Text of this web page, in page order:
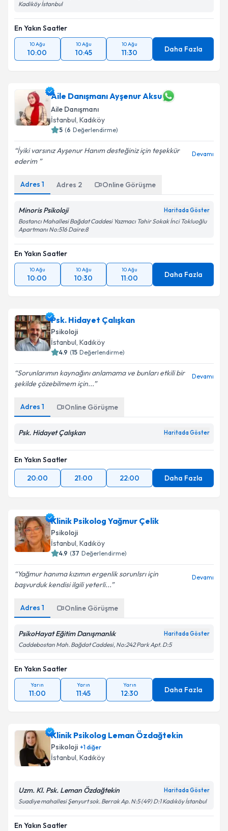
Kadiköy İstanbul
En Yakın Saatler
10 Ağu
10:00
10 Ağu
10:45
10 Ağu
11:30 Daha Fazla
Aile Danışmanı Ayşenur Aksu
Aile Danışmanı
İstanbul, Kadıköy
5 (6 Değerlendirme)
İyiki varsınız Ayşenur Hanım desteğiniz için teşekkür
ederim ️
Devamı
Adres 1 Adres 2 Online Görüşme
Minoris Psikoloji Haritada Göster
Bostancı Mahallesi Bağdat Caddesi Yazmacı Tahir Sokak İnci Tokluoğlu
Apartmanı No:516 Daire:8
En Yakın Saatler
10 Ağu
10:00
10 Ağu
10:30
10 Ağu
11:00 Daha Fazla
Psk. Hidayet Çalışkan
Psikoloji
İstanbul, Kadıköy
4.9 (15 Değerlendirme)
Sorunlarımın kaynağını anlamama ve bunları etkili bir
şekilde çözebilmem için...
Devamı
Adres 1 Online Görüşme
Psk. Hidayet Çalışkan Haritada Göster
En Yakın Saatler
20:00
21:00 22:00 Daha Fazla
Klinik Psikolog Yağmur Çelik
Psikoloji
İstanbul, Kadıköy
4.9 (37 Değerlendirme)
Yağmur hanıma kızımın ergenlik sorunlsrı için
başvurduk kendisi ilgili yeterli...
Devamı
Adres 1 Online Görüşme
PsikoHayat Eğitim Danışmanlık Haritada Göster
Caddebostan Mah. Bağdat Caddesi, No:242 Park Apt. D:5
En Yakın Saatler
Yarın
11:00
Yarın
11:45
Yarın
12:30 Daha Fazla
Klinik Psikolog Leman Özdağtekin
Psikoloji +1diğer
İstanbul, Kadıköy
Uzm. Kl. Psk. Leman Özdağtekin Haritada Göster
Suadiye mahallesi Şenyurt sok. Berrak Ap. N:5 (49) D:1 Kadıköy İstanbul
En Yakın Saatler